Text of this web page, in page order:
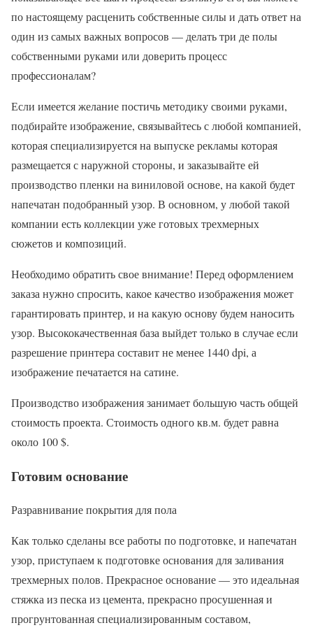
по настоящему расценить собственные силы и дать ответ на
один из самых важных вопросов — делать три де полы
собственными руками или доверить процесс
профессионалам?
Если имеется желание постичь методику своими руками,
подбирайте изображение, связывайтесь с любой компанией,
которая специализируется на выпуске рекламы которая
размещается с наружной стороны, и заказывайте ей
производство пленки на виниловой основе, на какой будет
напечатан подобранный узор. В основном, у любой такой
компании есть коллекции уже готовых трехмерных
сюжетов и композиций.
Необходимо обратить свое внимание! Перед оформлением
заказа нужно спросить, какое качество изображения может
гарантировать принтер, и на какую основу будем наносить
узор. Высококачественная база выйдет только в случае если
разрешение принтера составит не менее 1440 dpi, а
изображение печатается на сатине.
Производство изображения занимает большую часть общей
стоимость проекта. Стоимость одного кв.м. будет равна
около 100 $.
Готовим основание
Разравнивание покрытия для пола
Как только сделаны все работы по подготовке, и напечатан
узор, приступаем к подготовке основания для заливания
трехмерных полов. Прекрасное основание — это идеальная
стяжка из песка из цемента, прекрасно просушенная и
прогрунтованная специализированным составом,